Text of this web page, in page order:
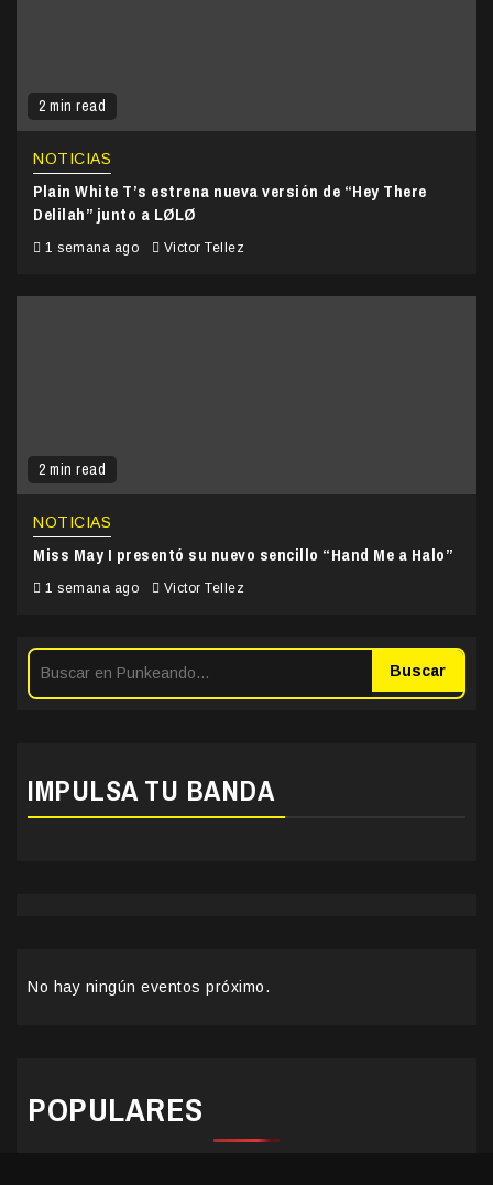
2 min read
NOTICIAS
Plain White T’s estrena nueva versión de “Hey There
Delilah” junto a LØLØ
1 semana ago Victor Tellez
2 min read
NOTICIAS
Miss May I presentó su nuevo sencillo “Hand Me a Halo”
1 semana ago Victor Tellez
Buscar
IMPULSA TU BANDA
No hay ningún eventos próximo.
POPULARES